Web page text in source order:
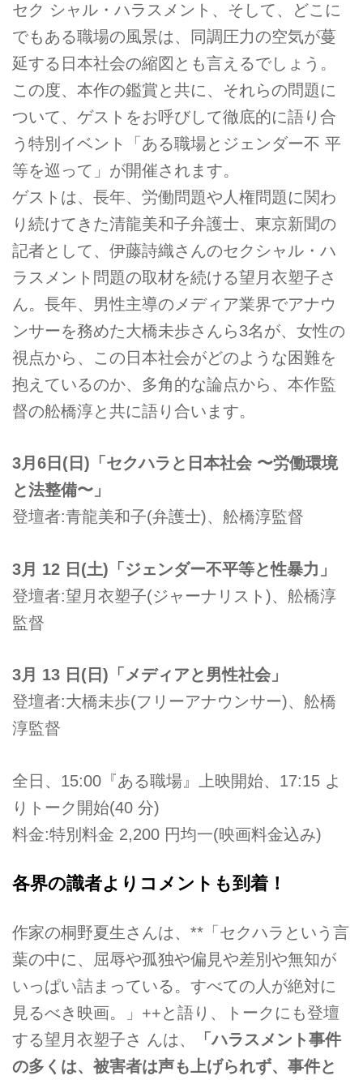
セク シャル・ハラスメント、そして、どこに
でもある職場の風景は、同調圧力の空気が蔓
延する日本社会の縮図とも言えるでしょう。
この度、本作の鑑賞と共に、それらの問題に
ついて、ゲストをお呼びして徹底的に語り合
う特別イベント「ある職場とジェンダー不 平
等を巡って」が開催されます。
ゲストは、長年、労働問題や人権問題に関わ
り続けてきた清龍美和子弁護士、東京新聞の
記者として、伊藤詩織さんのセクシャル・ハ
ラスメント問題の取材を続ける望月衣塑子さ
ん。長年、男性主導のメディア業界でアナウ
ンサーを務めた大橋未歩さんら3名が、女性の
視点から、この日本社会がどのような困難を
抱えているのか、多角的な論点から、本作監
督の舩橋淳と共に語り合います。
3月6日(日)「セクハラと日本社会 〜労働環境
と法整備〜」
登壇者:青龍美和子(弁護士)、舩橋淳監督
3月 12 日(土)「ジェンダー不平等と性暴力」
登壇者:望月衣塑子(ジャーナリスト)、舩橋淳
監督
3月 13 日(日)「メディアと男性社会」
登壇者:大橋未歩(フリーアナウンサー)、舩橋
淳監督
全日、15:00『ある職場』上映開始、17:15 よ
りトーク開始(40 分)
料金:特別料金 2,200 円均一(映画料金込み)
各界の識者よりコメントも到着！
作家の桐野夏生さんは、**「セクハラという言
葉の中に、屈辱や孤独や偏見や差別や無知が
いっぱい詰まっている。すべての人が絶対に
見るべき映画。」++と語り、トークにも登壇
する望月衣塑子さ んは、
「ハラスメント事件
の多くは、被害者は声も上げられず、事件と